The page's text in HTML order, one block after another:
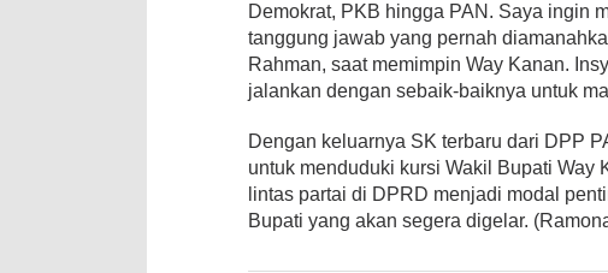
Demokrat, PKB hingga PAN. Saya ingin
tanggung jawab yang pernah
Rahman, saat memimpin Way Kanan.
jalankan dengan sebaik-baiknya untuk
Dengan keluarnya SK terbaru dari DPP
untuk menduduki kursi Wakil Bupati Way
lintas partai di DPRD menjadi modal
Bupati yang akan segera digelar.